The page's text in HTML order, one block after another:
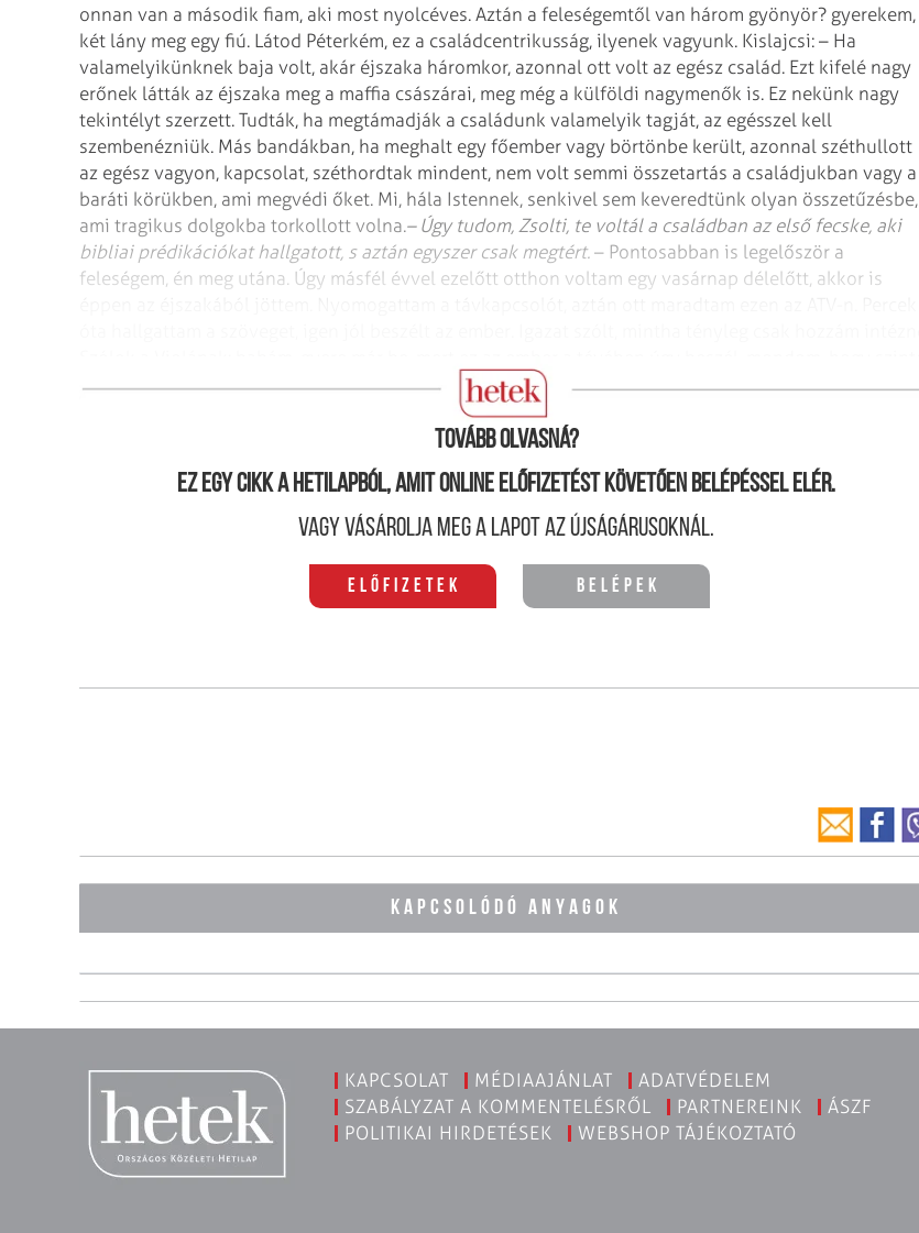
onnan van a második fiam, aki most nyolcéves. Aztán a feleségemtől van három gyönyör? gyerekem,
két lány meg egy fiú. Látod Péterkém, ez a családcentrikusság, ilyenek vagyunk. Kislajcsi: – Ha
valamelyikünknek baja volt, akár éjszaka háromkor, azonnal ott volt az egész család. Ezt kifelé nagy
erőnek látták az éjszaka meg a maffia császárai, meg még a külföldi nagymenők is. Ez nekünk nagy
tekintélyt szerzett. Tudták, ha megtámadják a családunk valamelyik tagját, az egésszel kell
szembenézniük. Más bandákban, ha meghalt egy főember vagy börtönbe került, azonnal széthullott
az egész vagyon, kapcsolat, széthordtak mindent, nem volt semmi összetartás a családjukban vagy a
baráti körükben, ami megvédi őket. Mi, hála Istennek, senkivel sem keveredtünk olyan összetűzésbe,
ami tragikus dolgokba torkollott volna.– Úgy tudom, Zsolti, te voltál a családban az első fecske, aki
bibliai prédikációkat hallgatott, s aztán egyszer csak megtért. – Pontosabban is legelőször a
feleségem, én meg utána. Úgy másfél évvel ezelőtt otthon voltam egy vasárnap délelőtt, akkor is
lezongorázza az életem lényegét. Aztán bejött a Viola.
Tovább olvasná?
Ez egy cikk a hetilapból, amit online előfizetést követően belépéssel elér.
Vagy vásárolja meg a lapot az újságárusoknál.
Előfizetek Belépek
KAPCSOLÓDÓ ANYAGOK
KAPCSOLAT MÉDIAAJÁNLAT
ADATVÉDELEM
SZABÁLYZAT A KOMMENTELÉSRŐL
PARTNEREINK
ÁSZF
POLITIKAI HIRDETÉSEK
WEBSHOP TÁJÉKOZTATÓ